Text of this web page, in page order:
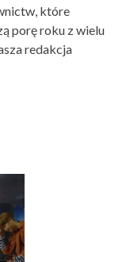
które
porę roku z wielu
redakcja